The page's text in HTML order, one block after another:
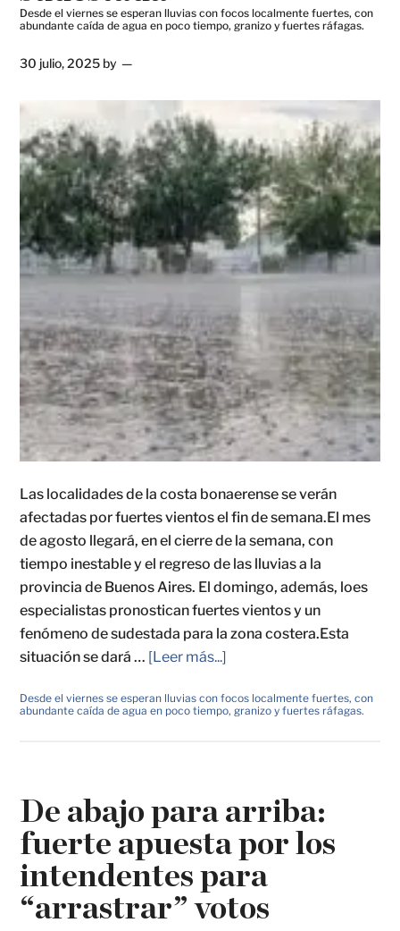
Desde el viernes se esperan lluvias con focos localmente fuertes, con
abundante caída de agua en poco tiempo, granizo y fuertes ráfagas.
30 julio, 2025 by
Las localidades de la costa bonaerense se verán
afectadas por fuertes vientos el fin de semana.El mes
de agosto llegará, en el cierre de la semana, con
tiempo inestable y el regreso de las lluvias a la
provincia de Buenos Aires. El domingo, además, loes
especialistas pronostican fuertes vientos y un
fenómeno de sudestada para la zona costera.Esta
situación se dará … [Leer más...]
Desde el viernes se esperan lluvias con focos localmente fuertes, con
abundante caída de agua en poco tiempo, granizo y fuertes ráfagas.
De abajo para arriba:
fuerte apuesta por los
intendentes para
“arrastrar” votos